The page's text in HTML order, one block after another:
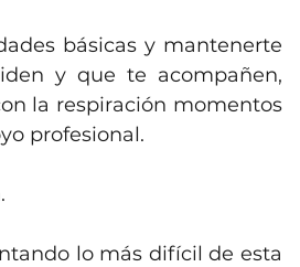
básicas y mantenerte
y que te acompañen,
la respiración momentos
profesional.
lo más difícil de esta